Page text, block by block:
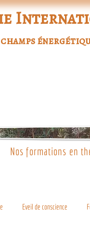
Nos formations en
Eveil de conscience